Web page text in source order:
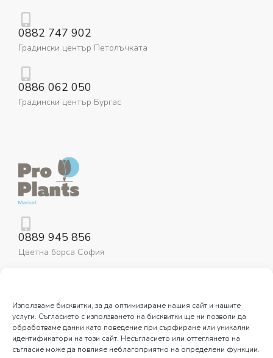
Използваме бисквитки, за да оптимизираме нашия сайт и нашите
услуги. Съгласието с използването на бисквитки ще ни позволи да
обработваме данни като поведение при сърфиране или уникални
идентификатори на този сайт. Несъгласието или оттеглянето на
съгласие може да повлияе неблагоприятно на определени функции.
0882 747 902
Градински център Петолъчката
0886 062 050
Градински център Бургас
0889 945 856
Цветна борса София